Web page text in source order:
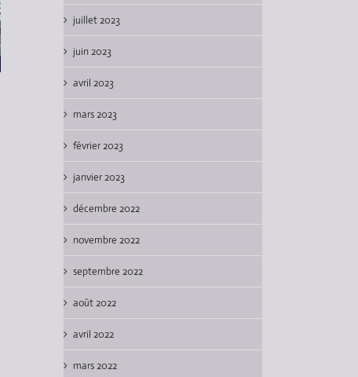
Lecture : La Photographe – Vol.
25/01/2026 | 0
Comments
10/01/2026 |
juillet 2023
juin 2023
avril 2023
mars 2023
février 2023
janvier 2023
décembre 2022
novembre 2022
septembre 2022
août 2022
avril 2022
mars 2022